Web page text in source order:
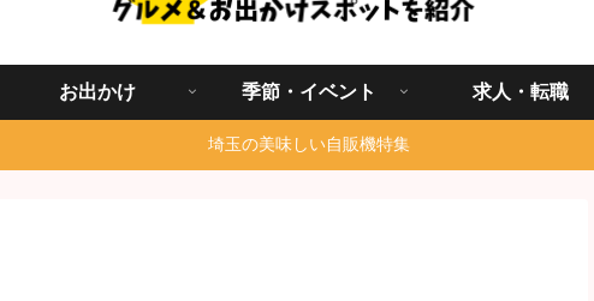
お出かけ 季節・イベント 求人・転職
埼玉の美味しい自販機特集